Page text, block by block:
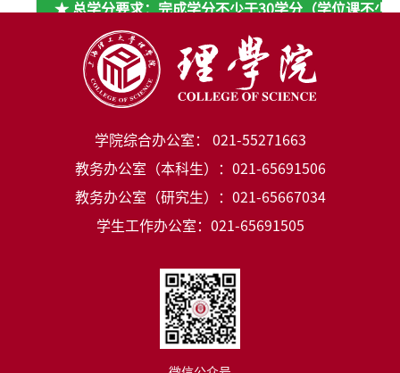
★ 总学分要求：完成学分不少于30学分（学位课不少
学分）★
学院综合办公室： 021-55271663
教务办公室（本科生）：021-65691506
教务办公室（研究生）：021-65667034
学生工作办公室：021-65691505